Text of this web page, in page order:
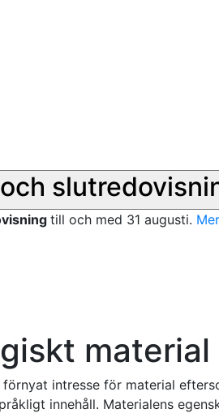
till och med 31 augusti.
material
intresse för material
innehåll. Materialens